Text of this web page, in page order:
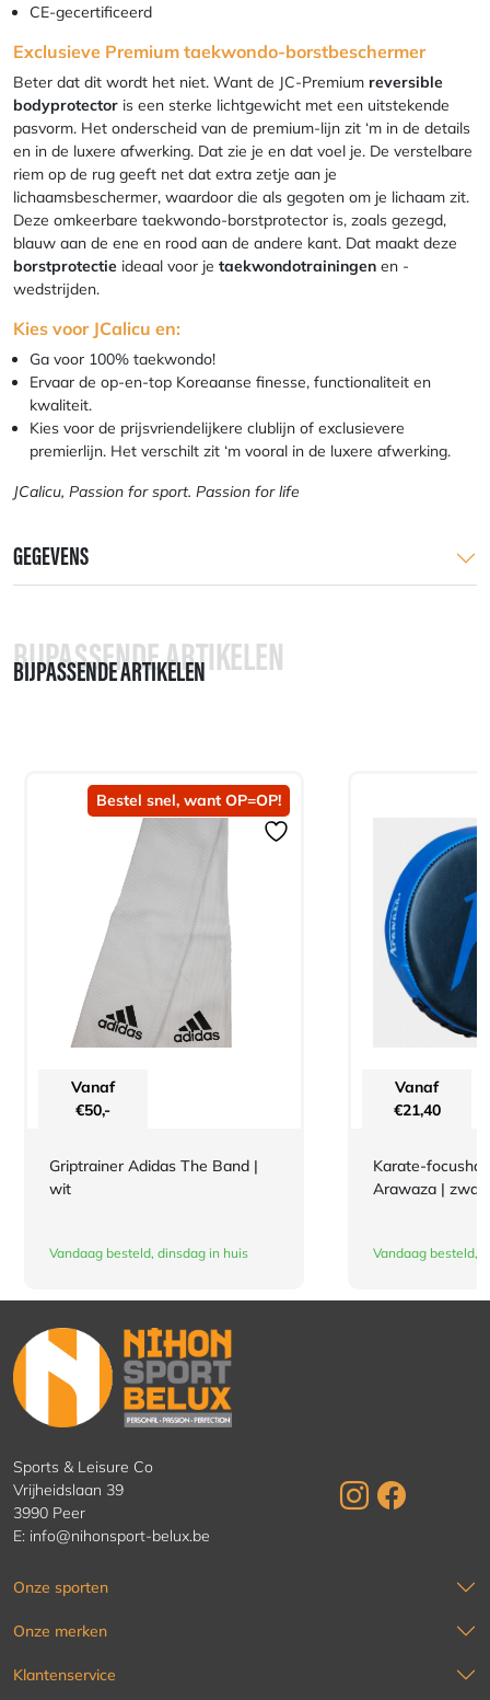
CE-gecertificeerd
Exclusieve Premium taekwondo-borstbeschermer
Beter dat dit wordt het niet. Want de JC-Premium reversible
bodyprotector is een sterke lichtgewicht met een uitstekende
pasvorm. Het onderscheid van de premium-lijn zit ‘m in de details
en in de luxere afwerking. Dat zie je en dat voel je. De verstelbare
riem op de rug geeft net dat extra zetje aan je
lichaamsbeschermer, waardoor die als gegoten om je lichaam zit.
Deze omkeerbare taekwondo-borstprotector is, zoals gezegd,
blauw aan de ene en rood aan de andere kant. Dat maakt deze
borstprotectie ideaal voor je taekwondotrainingen en -
wedstrijden.
Kies voor JCalicu en:
Ga voor 100% taekwondo!
Ervaar de op-en-top Koreaanse finesse, functionaliteit en
kwaliteit.
Kies voor de prijsvriendelijkere clublijn of exclusievere
premierlijn. Het verschilt zit ‘m vooral in de luxere afwerking.
JCalicu, Passion for sport. Passion for life
GEGEVENS
BIJPASSENDE ARTIKELEN
BIJPASSENDE ARTIKELEN
Bestel snel, want OP=OP!
Vanaf
€50,-
Griptrainer Adidas The Band |
wit
Vandaag besteld, dinsdag in huis
Vanaf
€21,40
Karate-
Arawaza |
Vandaag besteld,
Sports & Leisure Co
Vrijheidslaan 39
3990 Peer
E: info@nihonsport-belux.be
Onze sporten
Onze merken
Klantenservice